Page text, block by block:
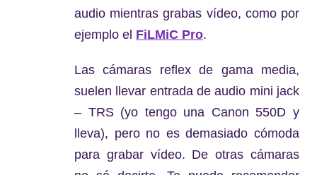
audio mientras grabas vídeo, como por
ejemplo el FiLMiC Pro.
Las cámaras reflex de gama media,
suelen llevar entrada de audio mini jack
– TRS (yo tengo una Canon 550D y
lleva), pero no es demasiado cómoda
para grabar vídeo. De otras cámaras